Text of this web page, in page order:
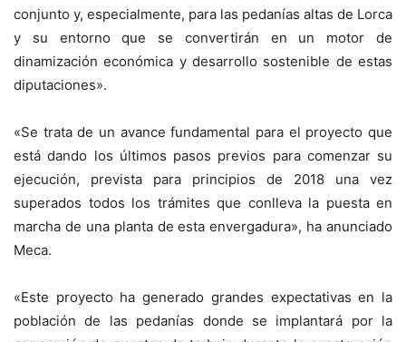
conjunto y, especialmente, para las pedanías altas de Lorca
y su entorno que se convertirán en un motor de
dinamización económica y desarrollo sostenible de estas
diputaciones».
«Se trata de un avance fundamental para el proyecto que
está dando los últimos pasos previos para comenzar su
ejecución, prevista para principios de 2018 una vez
superados todos los trámites que conlleva la puesta en
marcha de una planta de esta envergadura», ha anunciado
Meca.
«Este proyecto ha generado grandes expectativas en la
población de las pedanías donde se implantará por la